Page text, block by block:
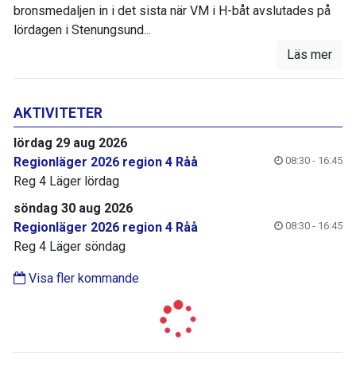
bronsmedaljen in i det sista när VM i H-båt avslutades på
lördagen i Stenungsund...
Läs mer
AKTIVITETER
lördag 29 aug 2026
Regionläger 2026 region 4 Råå
08:30 - 16:45
Reg 4 Läger lördag
söndag 30 aug 2026
Regionläger 2026 region 4 Råå
08:30 - 16:45
Reg 4 Läger söndag
Visa fler kommande